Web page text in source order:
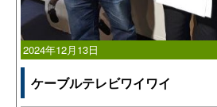
2024年12月13日
ケーブルテレビワイワイ